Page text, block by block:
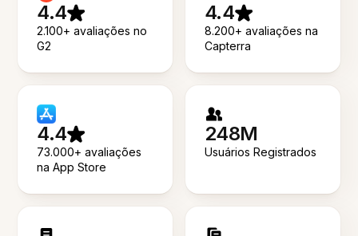
4.4
2.100+ avaliações no
G2
4.4
8.200+ avaliações na
Capterra
4.4
73.000+ avaliações
na App Store
248M
Usuários Registrados